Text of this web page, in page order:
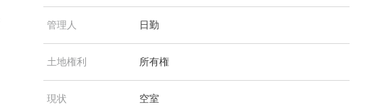
管理人 日勤
土地権利 所有権
現状 空室